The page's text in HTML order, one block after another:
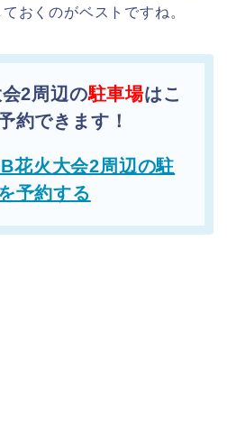
おくのがベストですね。
2周辺の駐車場はこ
約できます！
花火大会2周辺の駐
予約する